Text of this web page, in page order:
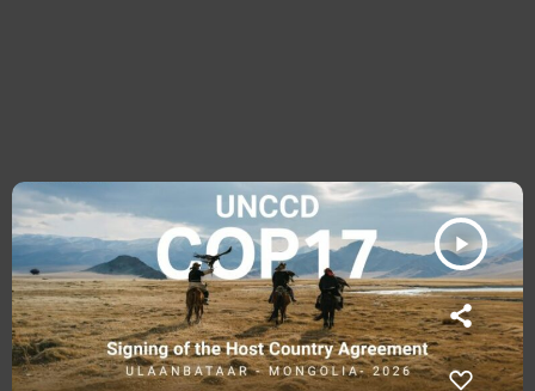
play_arrow